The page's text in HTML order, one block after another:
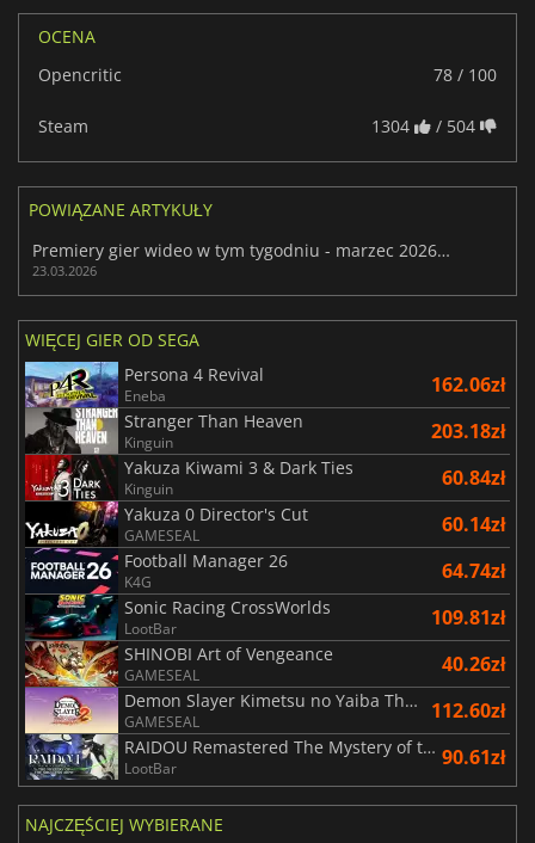
OCENA
Opencritic
78 / 100
Steam 1304 / 504
POWIĄZANE ARTYKUŁY
Premiery gier wideo w tym tygodniu - marzec 2026 (tydzień 13)
23.03.2026
WIĘCEJ GIER OD SEGA
Persona 4 Revival
Eneba 162.06zł
Stranger Than Heaven
Kinguin 203.18zł
Yakuza Kiwami 3 & Dark Ties
Kinguin 60.84zł
Yakuza 0 Director's Cut
GAMESEAL 60.14zł
Football Manager 26
K4G 64.74zł
Sonic Racing CrossWorlds
LootBar 109.81zł
SHINOBI Art of Vengeance
GAMESEAL 40.26zł
Demon Slayer Kimetsu no Yaiba The Hinokami Chronicles 2
GAMESEAL 112.60zł
RAIDOU Remastered The Mystery of the Soulless Army
LootBar 90.61zł
NAJCZĘŚCIEJ WYBIERANE